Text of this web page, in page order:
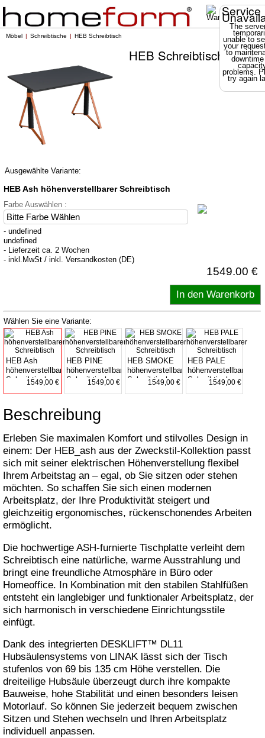
Service
The
unable to
your
to
problems.
try again
Möbel Schreibtische HEB Schreibtisch
HEB Schreibtisch
Ausgewählte Variante:
HEB Ash höhenverstellbarer Schreibtisch
Farbe Auswählen :
- undefined
undefined
- Lieferzeit ca. 2 Wochen
- inkl.MwSt / inkl. Versandkosten (DE)
1549.00 €
Wählen Sie eine Variante:
HEB Ash
höhenverstellbarer
Schreibtisch
1549,00 €
HEB PINE
höhenverstellbarer
Schreibtisch
1549,00 €
HEB SMOKE
höhenverstellbarer
Schreibtisch
1549,00 €
HEB PALE
höhenverstellbarer
Schreibtisch
1549,00 €
Beschreibung
Erleben Sie maximalen Komfort und stilvolles Design in
einem: Der HEB_ash aus der Zweckstil-Kollektion passt
sich mit seiner elektrischen Höhenverstellung flexibel
Ihrem Arbeitstag an – egal, ob Sie sitzen oder stehen
möchten. So schaffen Sie sich einen modernen
Arbeitsplatz, der Ihre Produktivität steigert und
gleichzeitig ergonomisches, rückenschonendes Arbeiten
ermöglicht.
Die hochwertige ASH-furnierte Tischplatte verleiht dem
Schreibtisch eine natürliche, warme Ausstrahlung und
bringt eine freundliche Atmosphäre in Büro oder
Homeoffice. In Kombination mit den stabilen Stahlfüßen
entsteht ein langlebiger und funktionaler Arbeitsplatz, der
sich harmonisch in verschiedene Einrichtungsstile
einfügt.
Dank des integrierten DESKLIFT™ DL11
Hubsäulensystems von LINAK lässt sich der Tisch
stufenlos von 69 bis 135 cm Höhe verstellen. Die
dreiteilige Hubsäule überzeugt durch ihre kompakte
Bauweise, hohe Stabilität und einen besonders leisen
Motorlauf. So können Sie jederzeit bequem zwischen
Sitzen und Stehen wechseln und Ihren Arbeitsplatz
individuell anpassen.